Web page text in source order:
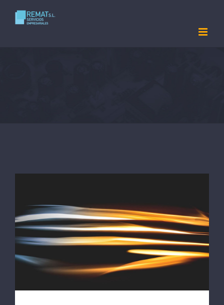
Major Energy Saving Tips & Tricks